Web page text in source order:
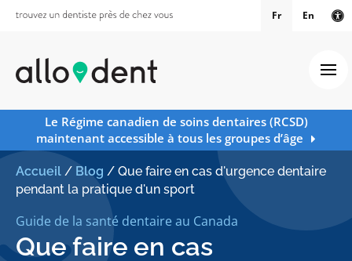
Fr En
Le Régime canadien de soins dentaires (RCSD)
maintenant accessible à tous les groupes d’âge
Accueil / Blog / Que faire en cas d'urgence dentaire
pendant la pratique d'un sport
Guide de la santé dentaire au Canada
Que faire en cas